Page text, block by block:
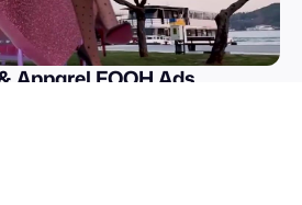
Apparel FOOH Ads